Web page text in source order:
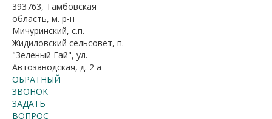
393763, Тамбовская
область, м. р-н
Мичуринский, с.п.
Жидиловский сельсовет, п.
"Зеленый Гай", ул.
Автозаводская, д. 2 а
ОБРАТНЫЙ
ЗВОНОК
ЗАДАТЬ
ВОПРОС